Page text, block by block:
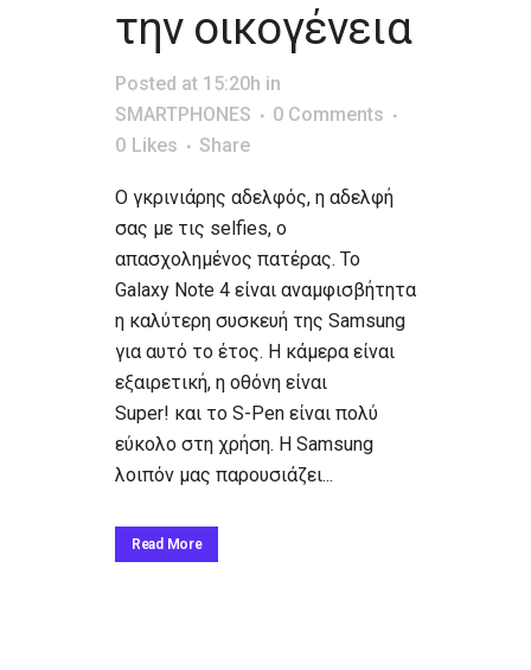
την οικογένεια
Posted at 15:20h in
SMARTPHONES
0 Comments
0 Likes Share
Ο γκρινιάρης αδελφός, η αδελφή
σας με τις selfies, ο
απασχολημένος πατέρας. Το
Galaxy Note 4 είναι αναμφισβήτητα
η καλύτερη συσκευή της Samsung
για αυτό το έτος. Η κάμερα είναι
εξαιρετική, η οθόνη είναι
Super! και το S-Pen είναι πολύ
εύκολο στη χρήση. Η Samsung
λοιπόν μας παρουσιάζει...
Read More